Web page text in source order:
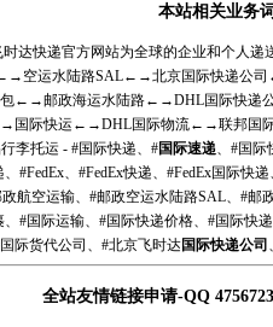
本站相关业务
达快递官方网站为全球的企业和个人递
空运水陆路SAL←→北京国际快递公司
←→邮政海运水陆路←→DHL国际快递
国际快运←→DHL国际物流←→联邦国
李托运 - #国际快递、#国际速递、#国际
#FedEx、#FedEx快递、#FedEx国际快
航空运输、#邮政空运水陆路SAL、#
#国际运输、#国际快递价格、#国际快
际货代公司、#北京飞时达国际快递公司
全站友情链接申请-QQ